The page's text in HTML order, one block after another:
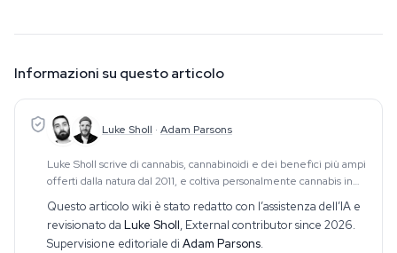
Informazioni su questo articolo
Luke Sholl · Adam Parsons
Luke Sholl scrive di cannabis, cannabinoidi e dei benefici più ampi
offerti dalla natura dal 2011, e coltiva personalmente cannabis in
grow tent domestiche da oltre un decennio. Questa esperienza
diretta di coltivazione
Questo articolo wiki è stato redatto con l’assistenza dell’IA e
revisionato da Luke Sholl, External contributor since 2026.
Supervisione editoriale di Adam Parsons.